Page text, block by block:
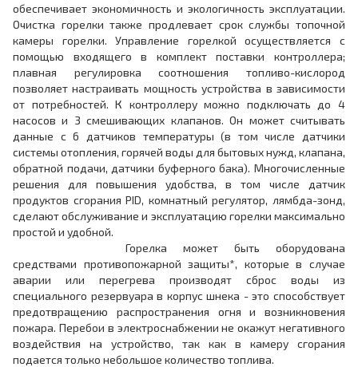
обеспечивает экономичность и экологичность эксплуатации.
Очистка горелки также продлевает срок службы топочной
камеры горелки. Управление горелкой осуществляется с
помощью входящего в комплект поставки контроллера;
плавная регулировка соотношения топливо-кислород
позволяет настраивать мощность устройства в зависимости
от потребностей. К контроллеру можно подключать до 4
насосов и 3 смешивающих клапанов. Он может считывать
данные с 6 датчиков температуры (в том числе датчики
системы отопления, горячей воды для бытовых нужд, клапана,
обратной подачи, датчики буферного бака). Многочисленные
решения для повышения удобства, в том числе датчик
продуктов сгорания PID, комнатный регулятор, лямбда-зонд,
сделают обслуживание и эксплуатацию горелки максимально
простой и удобной.
Горелка может быть оборудована
средствами противопожарной защиты*, которые в случае
аварии или перегрева производят сброс воды из
специального резервуара в корпус шнека - это способствует
предотвращению распространения огня и возникновения
пожара. Перебои в электроснабжении не окажут негативного
воздействия на устройство, так как в камеру сгорания
подается только небольшое количество топлива.